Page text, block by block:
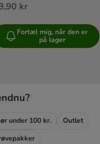
kr
Fortæl mig, når den er
på lager
under 100 kr.
Outlet